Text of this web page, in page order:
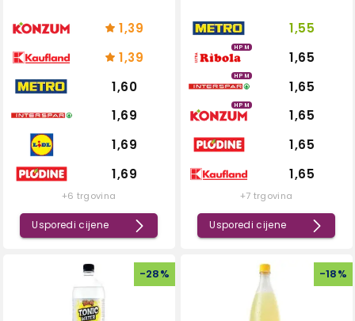
1,39
1,39
1,60
1,69
1,69
1,69
+6 trgovina
Usporedi cijene
1,55
HPM
1,65
HPM
1,65
HPM
1,65
1,65
1,65
+7 trgovina
Usporedi cijene
-28% -18%